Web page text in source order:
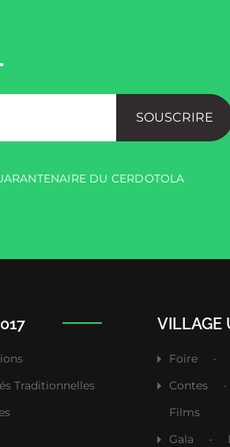
SOUSCRIRE
DU CERDOTOLA
Traditionnelles
VILLAGE
Foire -
Contes
-
Films
Gala
-